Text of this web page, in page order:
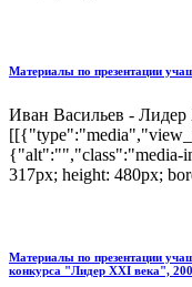
Материалы по презентации
Иван Васильев - Лидер
{"alt":"","class":"media-
317px; height: 480px;
Материалы по презентации
конкурса "Лидер XXI века",